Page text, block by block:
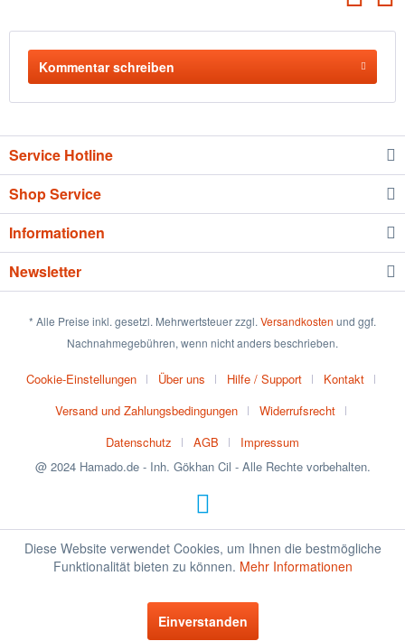
Kommentar schreiben
Service Hotline
Shop Service
Informationen
Newsletter
* Alle Preise inkl. gesetzl. Mehrwertsteuer zzgl. Versandkosten und ggf.
Nachnahmegebühren, wenn nicht anders beschrieben.
Cookie-Einstellungen Über uns Hilfe / Support
Kontakt
Versand und Zahlungsbedingungen
Widerrufsrecht
Datenschutz
AGB
Impressum
@ 2024 Hamado.de - Inh. Gökhan Cil - Alle Rechte vorbehalten.
Diese Website verwendet Cookies, um Ihnen die bestmögliche
Funktionalität bieten zu können. Mehr Informationen
Einverstanden